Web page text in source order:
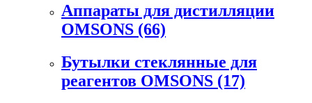
Аппараты для дистилляции
OMSONS (66)
Бутылки стеклянные для
реагентов OMSONS (17)